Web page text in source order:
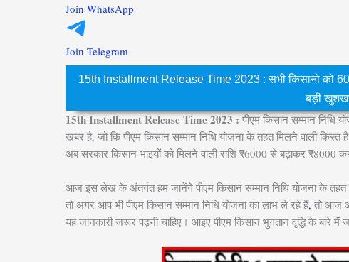
Join WhatsApp
Join Telegram
15th Installment Release Time 2023 : सभी किसानो को
बड़ी
15th Installment Release Time 2023 :पीएम किसान सम्मान निधि
खबर है, जो कि पीएम किसान सम्मान निधि योजना के तहत मिलने वाली किस्त
अब सरकार किसान भाइयों को मिलने वाली राशि ₹6000 से बढ़ाकर ₹8000
आज इस लेख के अंतर्गत हम जानेंगे पीएम किसान सम्मान निधि योजना के तहत
तो अगर आप भी पीएम किसान सम्मान निधि योजना का लाभ ले रहे हैं, तो आज
यह जानकारी जरूर पढ़नी चाहिए। आइए पीएम किसान भुगतान वृद्धि के बारे